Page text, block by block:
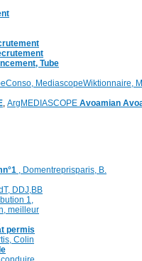
Tube
MediascopeWiktionnaire,
ArgMEDIASCOPE Avoamian
Domentreprisparis, B.
, DDJ, BB
1,
meilleur
permis
Colin